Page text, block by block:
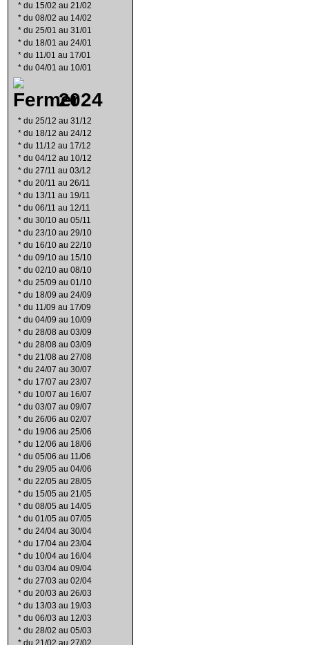
* du 15/02 au 21/02
* du 08/02 au 14/02
* du 25/01 au 31/01
* du 18/01 au 24/01
* du 11/01 au 17/01
* du 04/01 au 10/01
2024
* du 25/12 au 31/12
* du 18/12 au 24/12
* du 11/12 au 17/12
* du 04/12 au 10/12
* du 27/11 au 03/12
* du 20/11 au 26/11
* du 13/11 au 19/11
* du 06/11 au 12/11
* du 30/10 au 05/11
* du 23/10 au 29/10
* du 16/10 au 22/10
* du 09/10 au 15/10
* du 02/10 au 08/10
* du 25/09 au 01/10
* du 18/09 au 24/09
* du 11/09 au 17/09
* du 04/09 au 10/09
* du 28/08 au 03/09
* du 28/08 au 03/09
* du 21/08 au 27/08
* du 24/07 au 30/07
* du 17/07 au 23/07
* du 10/07 au 16/07
* du 03/07 au 09/07
* du 26/06 au 02/07
* du 19/06 au 25/06
* du 12/06 au 18/06
* du 05/06 au 11/06
* du 29/05 au 04/06
* du 22/05 au 28/05
* du 15/05 au 21/05
* du 08/05 au 14/05
* du 01/05 au 07/05
* du 24/04 au 30/04
* du 17/04 au 23/04
* du 10/04 au 16/04
* du 03/04 au 09/04
* du 27/03 au 02/04
* du 20/03 au 26/03
* du 13/03 au 19/03
* du 06/03 au 12/03
* du 28/02 au 05/03
* du 21/02 au 27/02